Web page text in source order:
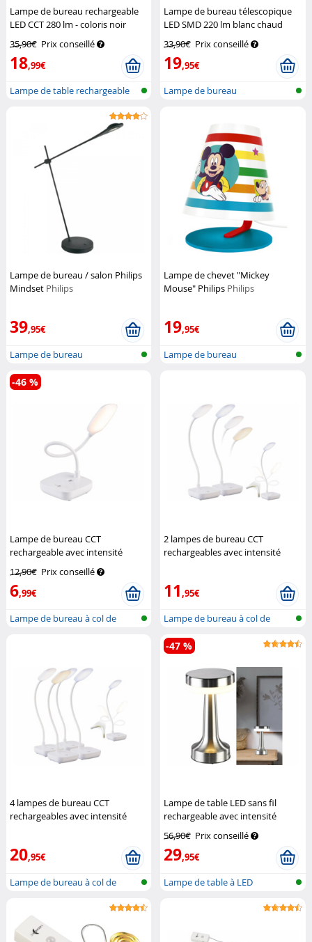
Lampe de bureau rechargeable
LED CCT 280 lm - coloris noir
35,90€ Prix conseillé
18,99€
Lampe de table rechargeable
Lampe de bureau télescopique
LED SMD 220 lm blanc chaud
33,90€ Prix conseillé
19,95€
Lampe de bureau
Lampe de bureau / salon Philips
Mindset Philips
39,95€
Lampe de bureau
Lampe de chevet "Mickey
Mouse" Philips Philips
19,95€
Lampe de bureau
Lampe de bureau CCT
rechargeable avec intensité
12,90€ Prix conseillé
6,99€
-46 %
Lampe de bureau à col de
2 lampes de bureau CCT
rechargeables avec intensité
11,95€
Lampe de bureau à col de
cygne sans...
4 lampes de bureau CCT
rechargeables avec intensité
20,95€
Lampe de bureau à col de
Lampe de table LED sans fil
rechargeable avec intensité
56,90€ Prix conseillé
29,95€
-47 %
Lampe de table à LED